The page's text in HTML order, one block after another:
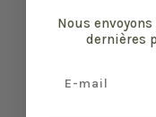
état et leurs
Nous
dernières